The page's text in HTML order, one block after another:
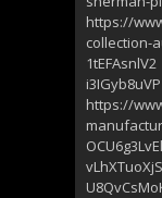
https://
collection-
1tEFAsnlV2
i3IGyb8uVP
https://
OCU6g3LvEl
vLhXTuoXjS